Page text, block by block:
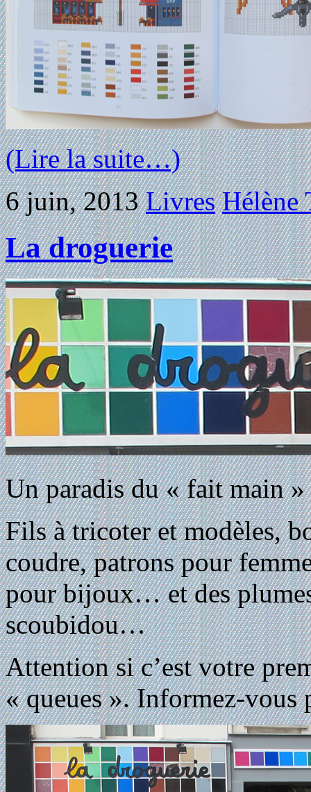
(Lire la suite…)
6 juin, 2013 Livres Hélène
La droguerie
Un paradis du « fait main
Fils à tricoter et modèles,
coudre, patrons pour
pour bijoux… et des
scoubidou…
Attention si c’est votre
« queues ». Informez-vous